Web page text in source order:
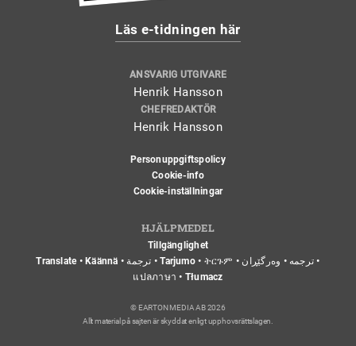
Läs e-tidningen här
ANSVARIG UTGIVARE
Henrik Hansson
CHEFREDAKTÖR
Henrik Hansson
Personuppgiftspolicy
Cookie-info
Cookie-inställningar
HJÄLPMEDEL
Tillgänglighet
Translate • Käännä • ترجمة • Tarjumo • ትርጉም • ترجمه • وەرگێڕان •
แปลภาษา • Tłumacz
© EARTON MEDIA AB 2026
Allt material på sajten är skyddat enligt upphovsrättslagen.